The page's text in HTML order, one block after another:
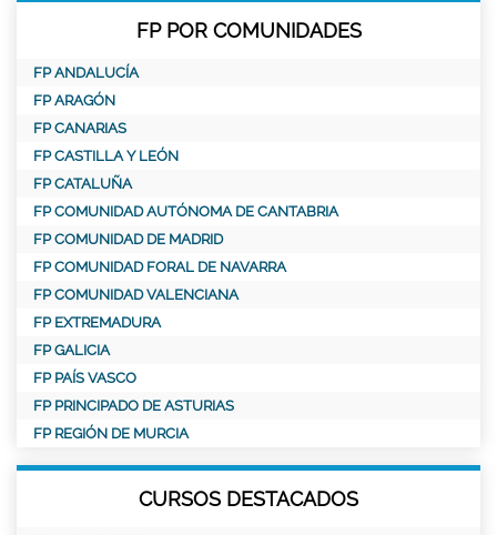
FP POR COMUNIDADES
FP ANDALUCÍA
FP ARAGÓN
FP CANARIAS
FP CASTILLA Y LEÓN
FP CATALUÑA
FP COMUNIDAD AUTÓNOMA DE CANTABRIA
FP COMUNIDAD DE MADRID
FP COMUNIDAD FORAL DE NAVARRA
FP COMUNIDAD VALENCIANA
FP EXTREMADURA
FP GALICIA
FP PAÍS VASCO
FP PRINCIPADO DE ASTURIAS
FP REGIÓN DE MURCIA
CURSOS DESTACADOS